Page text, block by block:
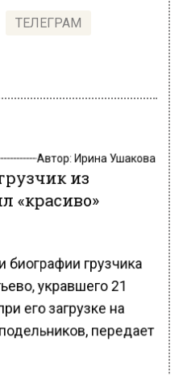
ТЕЛЕГРАМ
Автор:Ирина Ушакова
из
«красиво»
биографии грузчика
укравшего 21
его загрузке на
передает